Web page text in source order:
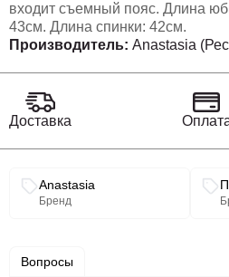
входит съемный пояс. Длина
43см. Длина спинки: 42см.
Производитель: Anastasia
Доставка
Связанные разделы каталога
Anastasia
Бренд
Вопросы